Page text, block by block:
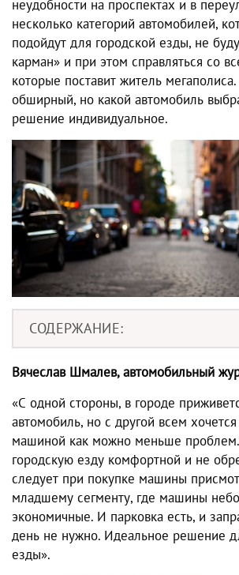
неудобности на проспектах и в
несколько категорий автомобилей,
подойдут для городской езды, не
карман» и при этом справляться со
которые поставит житель
обширный, но какой автомобиль
решение индивидуальное.
СОДЕРЖАНИЕ
Вячеслав Шмалев, автомобильный
«С одной стороны, в городе
автомобиль, но с другой всем
машиной как можно меньше
городскую езду комфортной и не
следует при покупке машины
младшему сегменту, где машины
экономичные. И парковка есть, и
день не нужно. Идеальное решение
езды».